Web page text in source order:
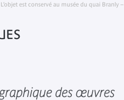
est conservé au musée du quai Branly –
des œuvres